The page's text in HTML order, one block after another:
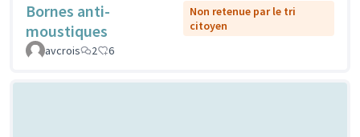
Bornes anti-
moustiques
Non retenue par le tri
citoyen
avcrois
2 6